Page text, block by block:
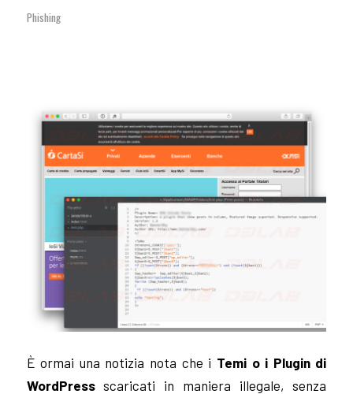
Phishing
È ormai una notizia nota che i Temi o i Plugin di
WordPressscaricati in maniera illegale, senza